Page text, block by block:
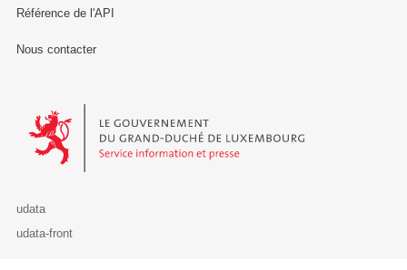
Référence de l'API
Nous contacter
Le Gouvernement du Grand-Duché de Luxembourg - Service
udata
udata-front